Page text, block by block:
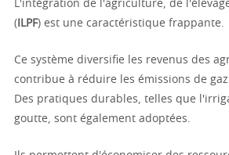
L'intégration de l'agriculture, de
( ILPF) est une caractéristique frappante.
Ce système diversifie les revenus des
contribue à réduire les émissions de
Des pratiques durables, telles que
goutte, sont également adoptées.